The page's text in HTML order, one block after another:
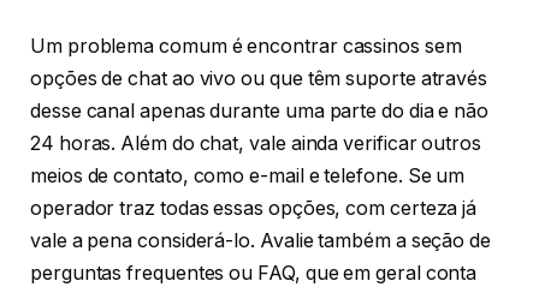
Um problema comum é encontrar cassinos sem
opções de chat ao vivo ou que têm suporte através
desse canal apenas durante uma parte do dia e não
24 horas. Além do chat, vale ainda verificar outros
meios de contato, como e-mail e telefone. Se um
operador traz todas essas opções, com certeza já
vale a pena considerá-lo. Avalie também a seção de
perguntas frequentes ou FAQ, que em geral conta